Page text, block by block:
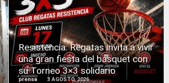
Resistencia: Regatas invita a vivir
una gran fiesta del básquet con
su Torneo 3×3 solidario
prensa 3 AGOSTO, 2026
READ
MORE